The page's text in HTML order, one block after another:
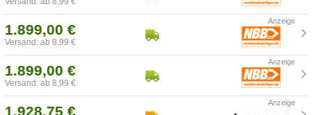
1.899,00 €
Versand: ab 8,99 €
1.899,00 €
Versand: ab 8,99 €
1.928,75 €